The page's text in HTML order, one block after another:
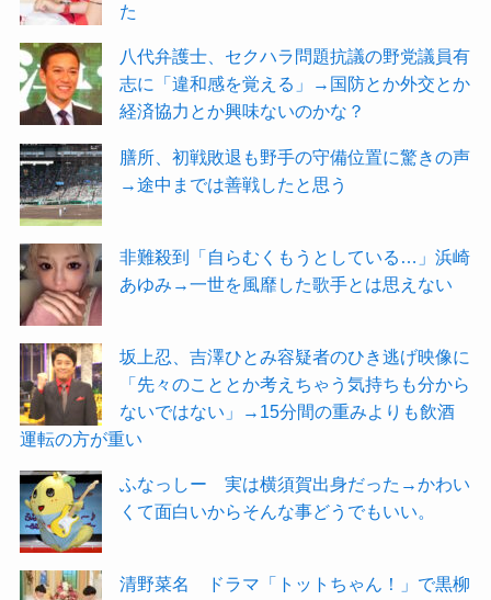
た
八代弁護士、セクハラ問題抗議の野党議員有
志に「違和感を覚える」→国防とか外交とか
経済協力とか興味ないのかな？
膳所、初戦敗退も野手の守備位置に驚きの声
→途中までは善戦したと思う
非難殺到「自らむくもうとしている…」浜崎
あゆみ→一世を風靡した歌手とは思えない
坂上忍、吉澤ひとみ容疑者のひき逃げ映像に
「先々のこととか考えちゃう気持ちも分から
ないではない」→15分間の重みよりも飲酒
運転の方が重い
ふなっしー 実は横須賀出身だった→かわい
くて面白いからそんな事どうでもいい。
清野菜名 ドラマ「トットちゃん！」で黒柳